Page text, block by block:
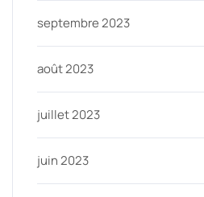
septembre 2023
août 2023
juillet 2023
juin 2023